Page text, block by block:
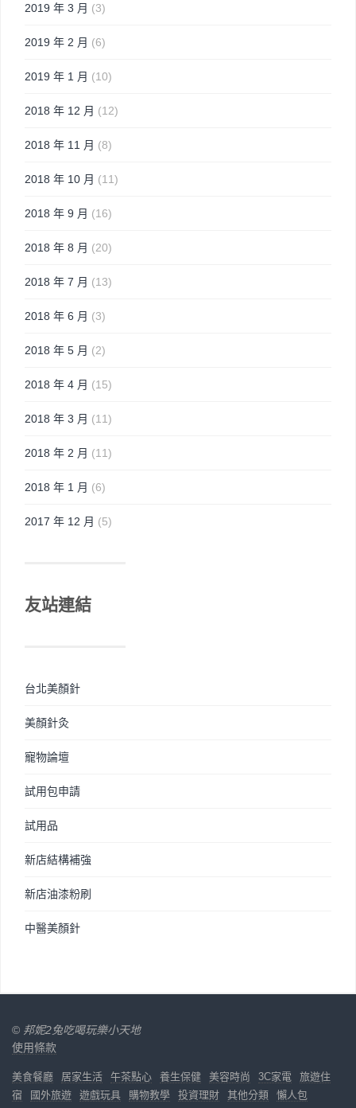
2019 年 3 月 (3)
2019 年 2 月 (6)
2019 年 1 月 (10)
2018 年 12 月 (12)
2018 年 11 月 (8)
2018 年 10 月 (11)
2018 年 9 月 (16)
2018 年 8 月 (20)
2018 年 7 月 (13)
2018 年 6 月 (3)
2018 年 5 月 (2)
2018 年 4 月 (15)
2018 年 3 月 (11)
2018 年 2 月 (11)
2018 年 1 月 (6)
2017 年 12 月 (5)
友站連結
台北美顏針
美顏針灸
寵物論壇
試用包申請
試用品
新店結構補強
新店油漆粉刷
中醫美顏針
© 邦妮2兔吃喝玩樂小天地
使用條款
美食餐廳 居家生活 午茶點心 養生保健 美容時尚 3C家電
旅遊住
宿
國外旅遊 遊戲玩具 購物教學 投資理財 其他分類 懶人包